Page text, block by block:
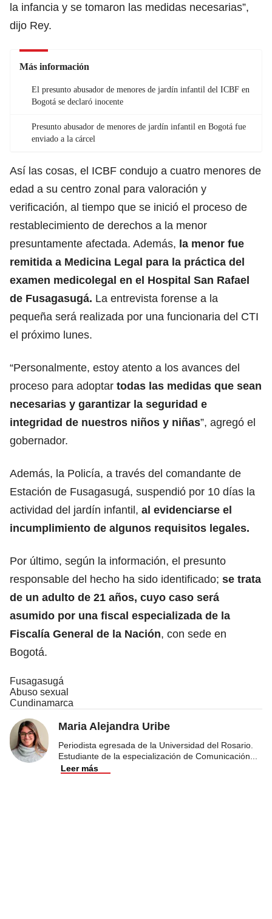
la infancia y se tomaron las medidas necesarias”,
dijo Rey.
Más información
El presunto abusador de menores de jardín infantil del ICBF en
Bogotá se declaró inocente
Presunto abusador de menores de jardín infantil en Bogotá fue
enviado a la cárcel
Así las cosas, el ICBF condujo a cuatro menores de
edad a su centro zonal para valoración y
verificación, al tiempo que se inició el proceso de
restablecimiento de derechos a la menor
presuntamente afectada. Además, la menor fue
remitida a Medicina Legal para la práctica del
examen medicolegal en el Hospital San Rafael
de Fusagasugá. La entrevista forense a la
pequeña será realizada por una funcionaria del CTI
el próximo lunes.
“Personalmente, estoy atento a los avances del
proceso para adoptar todas las medidas que sean
necesarias y garantizar la seguridad e
integridad de nuestros niños y niñas”, agregó el
gobernador.
Además, la Policía, a través del comandante de
Estación de Fusagasugá, suspendió por 10 días la
actividad del jardín infantil, al evidenciarse el
incumplimiento de algunos requisitos legales.
Por último, según la información, el presunto
responsable del hecho ha sido identificado; se trata
de un adulto de 21 años, cuyo caso será
asumido por una fiscal especializada de la
Fiscalía General de la Nación, con sede en
Bogotá.
Fusagasugá
Abuso sexual
Cundinamarca
Maria Alejandra Uribe
Periodista egresada de la Universidad del Rosario.
Estudiante de la especialización de Comunicación
Leer más